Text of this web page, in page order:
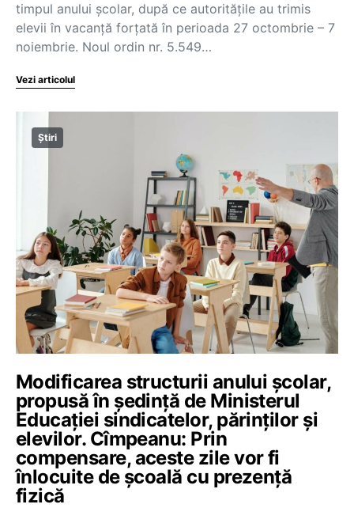
timpul anului școlar, după ce autoritățile au trimis
elevii în vacanță forțată în perioada 27 octombrie – 7
noiembrie. Noul ordin nr. 5.549…
Vezi articolul
Știri
Modificarea structurii anului școlar,
propusă în ședință de Ministerul
Educației sindicatelor, părinților și
elevilor. Cîmpeanu: Prin
compensare, aceste zile vor fi
înlocuite de școală cu prezență
fizică